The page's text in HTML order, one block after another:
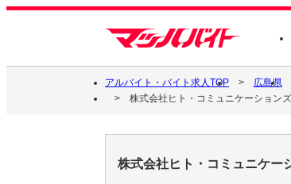
アルバイト・バイト求人TOP 広島県
株式会社ヒト・コミュニケーション
株式会社ヒト・コミュニケー